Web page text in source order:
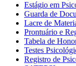
Estágio em
Guarda de
Lacre de
Prontuário e
Tabela de
Testes
Registro de